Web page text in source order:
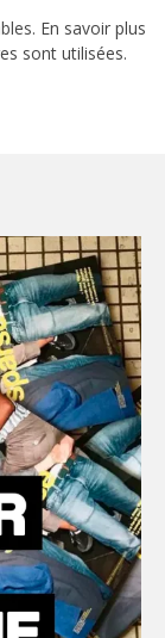
En savoir plus
sont utilisées.